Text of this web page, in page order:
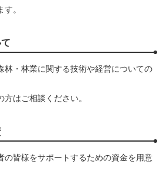
。
・林業に関する技術や経営についての
はご相談ください。
皆様をサポートするための資金を用意